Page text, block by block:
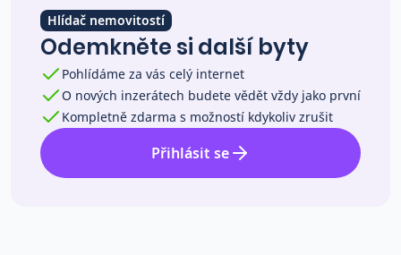
Ceny prodaných nemovitostí
Okamžitý výkup
Přehled realitních makléřů
Hlídač nemovitostí
Odemkněte si další byty
Pohlídáme za vás celý internet
O nových inzerátech budete vědět vždy jako první
Kompletně zdarma s možností kdykoliv zrušit
Přihlásit se